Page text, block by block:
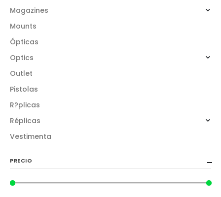
Magazines
Mounts
Ópticas
Optics
Outlet
Pistolas
R?plicas
Réplicas
Vestimenta
PRECIO